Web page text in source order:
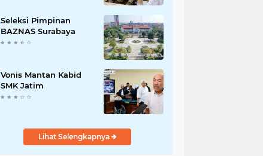
Seleksi Pimpinan
BAZNAS Surabaya
Vonis Mantan Kabid
SMK Jatim
Lihat Selengkapnya